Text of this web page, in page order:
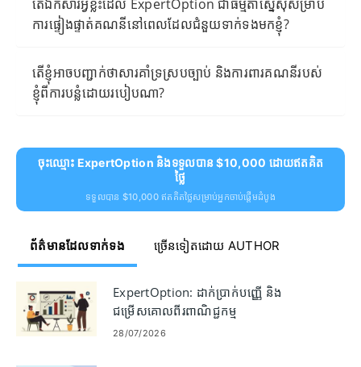
តើឯកសារអ្វីខ្លះដែល ExpertOption ជាធម្មតាស្នើសុំសម្រាប់
ការផ្ទៀងផ្ទាត់គណនីនៅពេលដែលជំនួយទាក់ទងមកខ្ញុំ?
តើខ្ញុំអាចបញ្ជាក់ថាសារគាំទ្រស្របច្បាប់ និងការពារគណនីរបស់
ខ្ញុំពីការបន្លំដោយរបៀបណា?
ចុះឈ្មោះ ExpertOption និងទទួលបាន $10,000 ដោយឥតគិត
ថ្លៃ
ទទួលបាន $10,000 ឥតគិតថ្លៃសម្រាប់អ្នកចាប់ផ្តើមដំបូង
ព័ត៌មានដែលទាក់ទង ច្រើនទៀតដោយ AUTHOR
ExpertOption: ដាក់ប្រាក់បញ្ញើ និង
ជម្រើសគោលពីរពាណិជ្ជកម្ម
28/07/2026